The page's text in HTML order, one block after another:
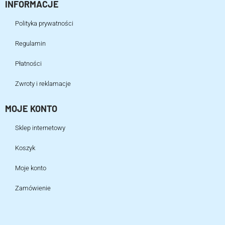
INFORMACJE
Polityka prywatności
Regulamin
Płatności
Zwroty i reklamacje
MOJE KONTO
Sklep internetowy
Koszyk
Moje konto
Zamówienie